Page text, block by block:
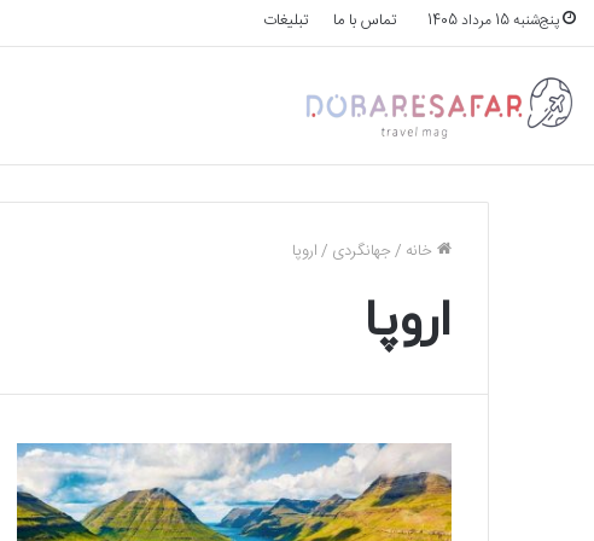
پنج‌شنبه 15 مرداد 1405 تماس با ما تبلیغات
خانه /جهانگردی /اروپا
اروپا